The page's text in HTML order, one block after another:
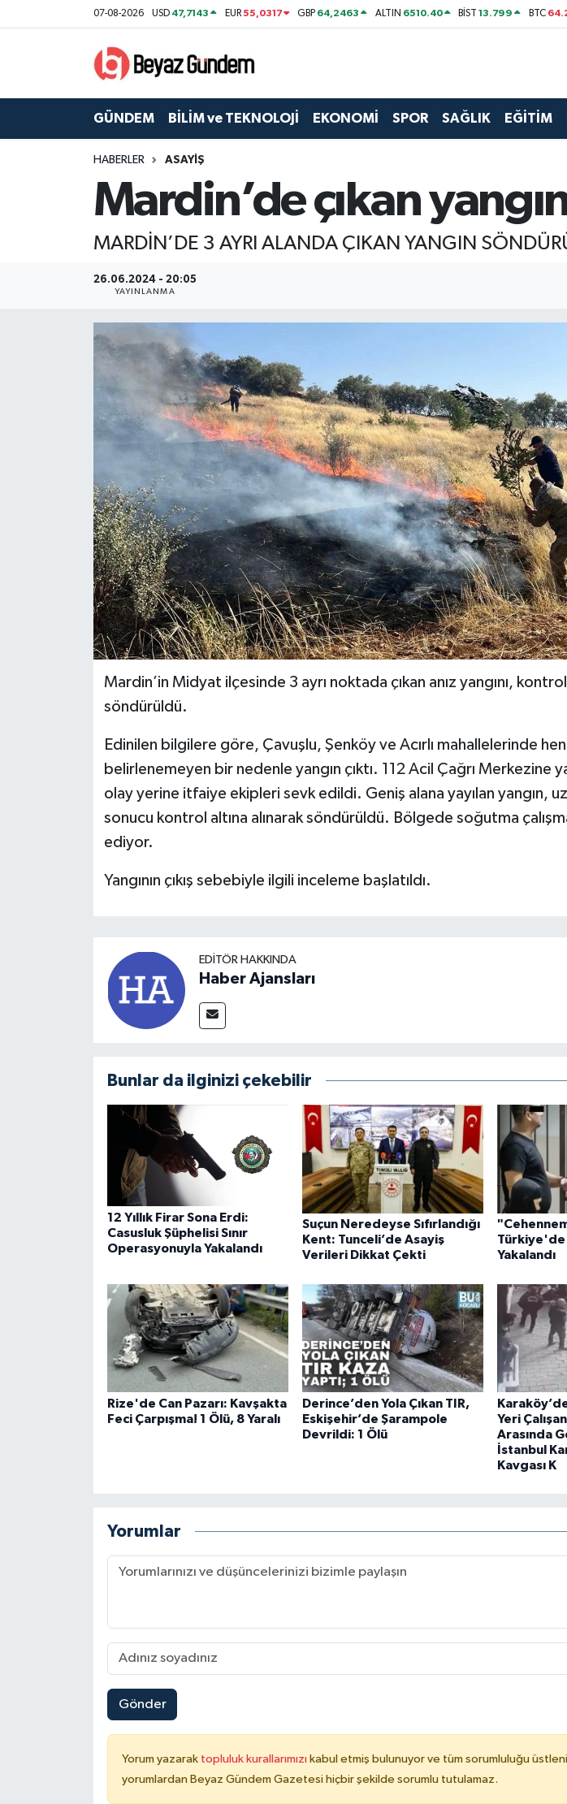
07-08-2026 USD 47,7143 EUR55,0317 GBP 64,2463 ALTIN 6510.40 BİST13.799 BTC
GÜNDEM BİLİM ve TEKNOLOJİ EKONOMİ SPOR SAĞLIK EĞİTİM
HABERLER ASAYİŞ
Mardin’de çıkan
MARDİN’DE 3 AYRI ALANDA ÇIKAN YANGIN
26.06.2024 - 20:05
YAYINLANMA
Mardin’in Midyat ilçesinde 3 ayrı noktada çıkan anız yangını, kontrol
söndürüldü.
Edinilen bilgilere göre, Çavuşlu, Şenköy ve Acırlı mahallelerinde
belirlenemeyen bir nedenle yangın çıktı. 112 Acil Çağrı Merkezine
olay yerine itfaiye ekipleri sevk edildi. Geniş alana yayılan yangın,
sonucu kontrol altına alınarak söndürüldü. Bölgede soğutma
ediyor.
Yangının çıkış sebebiyle ilgili inceleme başlatıldı.
EDITÖR HAKKINDA
Haber Ajansları
Bunlar da ilginizi çekebilir
12 Yıllık Firar Sona Erdi:
Casusluk Şüphelisi Sınır
Operasyonuyla Yakalandı
Suçun Neredeyse Sıfırlandığı
Kent: Tunceli’de Asayiş
Verileri Dikkat Çekti
Türkiye'de
Yakalandı
Rize'de Can Pazarı: Kavşakta
Feci Çarpışma! 1 Ölü, 8 Yaralı
Derince’den Yola Çıkan TIR,
Eskişehir’de Şarampole
Devrildi: 1 Ölü
Yeri
Arasında
İstanbul
Kavgası K
Yorumlar
Gönder
Yorum yazarak topluluk kurallarımızı kabul etmiş bulunuyor ve tüm sorumluluğu
yorumlardan Beyaz Gündem Gazetesi hiçbir şekilde sorumlu tutulamaz.
GÜNDEM
BİLİM ve TEKNOLOJİ
MAGAZİN
Hava Durumu
Trafik Durumu
Tüm Manşetler